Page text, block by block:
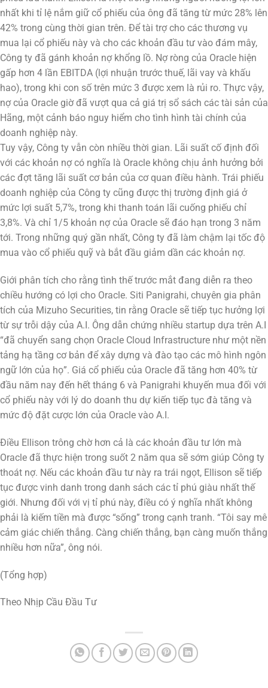
nhất khi tỉ lệ nắm giữ cổ phiếu của ông đã tăng từ mức 28% lên
42% trong cùng thời gian trên. Để tài trợ cho các thương vụ
mua lại cổ phiếu này và cho các khoản đầu tư vào đám mây,
Công ty đã gánh khoản nợ khổng lồ. Nợ ròng của Oracle hiện
gấp hơn 4 lần EBITDA (lợi nhuận trước thuế, lãi vay và khấu
hao), trong khi con số trên mức 3 được xem là rủi ro. Thực vậy,
nợ của Oracle giờ đã vượt qua cả giá trị sổ sách các tài sản của
Hãng, một cảnh báo nguy hiểm cho tình hình tài chính của
doanh nghiệp này.
Tuy vậy, Công ty vẫn còn nhiều thời gian. Lãi suất cố định đối
với các khoản nợ có nghĩa là Oracle không chịu ảnh hưởng bởi
các đợt tăng lãi suất cơ bản của cơ quan điều hành. Trái phiếu
doanh nghiệp của Công ty cũng được thị trường định giá ở
mức lợi suất 5,7%, trong khi thanh toán lãi cuống phiếu chỉ
3,8%. Và chỉ 1/5 khoản nợ của Oracle sẽ đáo hạn trong 3 năm
tới. Trong những quý gần nhất, Công ty đã làm chậm lại tốc độ
mua vào cổ phiếu quỹ và bắt đầu giảm dần các khoản nợ.
Giới phân tích cho rằng tình thế trước mắt đang diễn ra theo
chiều hướng có lợi cho Oracle. Siti Panigrahi, chuyên gia phân
tích của Mizuho Securities, tin rằng Oracle sẽ tiếp tục hưởng lợi
từ sự trỗi dậy của A.I. Ông dẫn chứng nhiều startup dựa trên A.I
“đã chuyển sang chọn Oracle Cloud Infrastructure như một nền
tảng hạ tầng cơ bản để xây dựng và đào tạo các mô hình ngôn
ngữ lớn của họ”. Giá cổ phiếu của Oracle đã tăng hơn 40% từ
đầu năm nay đến hết tháng 6 và Panigrahi khuyến mua đối với
cổ phiếu này với lý do doanh thu dự kiến tiếp tục đà tăng và
mức độ đặt cược lớn của Oracle vào A.I.
Điều Ellison trông chờ hơn cả là các khoản đầu tư lớn mà
Oracle đã thực hiện trong suốt 2 năm qua sẽ sớm giúp Công ty
thoát nợ. Nếu các khoản đầu tư này ra trái ngọt, Ellison sẽ tiếp
tục được vinh danh trong danh sách các tỉ phú giàu nhất thế
giới. Nhưng đối với vị tỉ phú này, điều có ý nghĩa nhất không
phải là kiếm tiền mà được “sống” trong cạnh tranh. “Tôi say mê
cảm giác chiến thắng. Càng chiến thắng, bạn càng muốn thắng
nhiều hơn nữa”, ông nói.
(Tổng hợp)
Theo Nhịp Cầu Đầu Tư